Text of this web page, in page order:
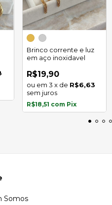
Brinco corrente e luz
em aço inoxidavel
R$19,90
3 x de R$6,63
sem juros
R$18,51 com Pix
Somos